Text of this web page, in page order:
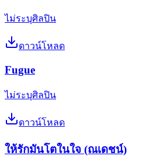
ไม่ระบุศิลปิน
ดาวน์โหลด
Fugue
ไม่ระบุศิลปิน
ดาวน์โหลด
ให้รักมันโตในใจ (ณเดชน์)